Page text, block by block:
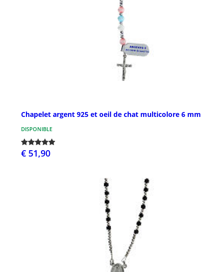
Chapelet argent 925 et oeil de chat multicolore 6 mm
DISPONIBLE
€ 51,90